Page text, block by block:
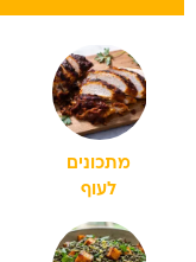
מתכונים
לעוף